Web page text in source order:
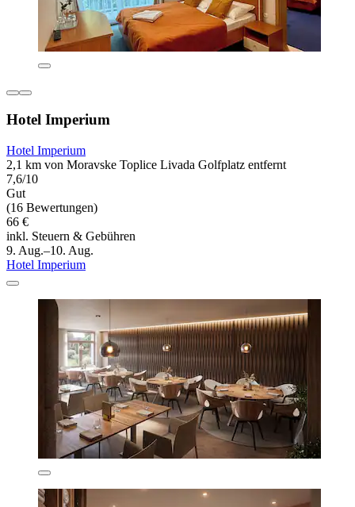
Hotel Imperium
Hotel Imperium
2,1 km von Moravske Toplice Livada Golfplatz entfernt
7,6/10
Gut
(16 Bewertungen)
66 €
inkl. Steuern & Gebühren
9. Aug.–10. Aug.
Hotel Imperium